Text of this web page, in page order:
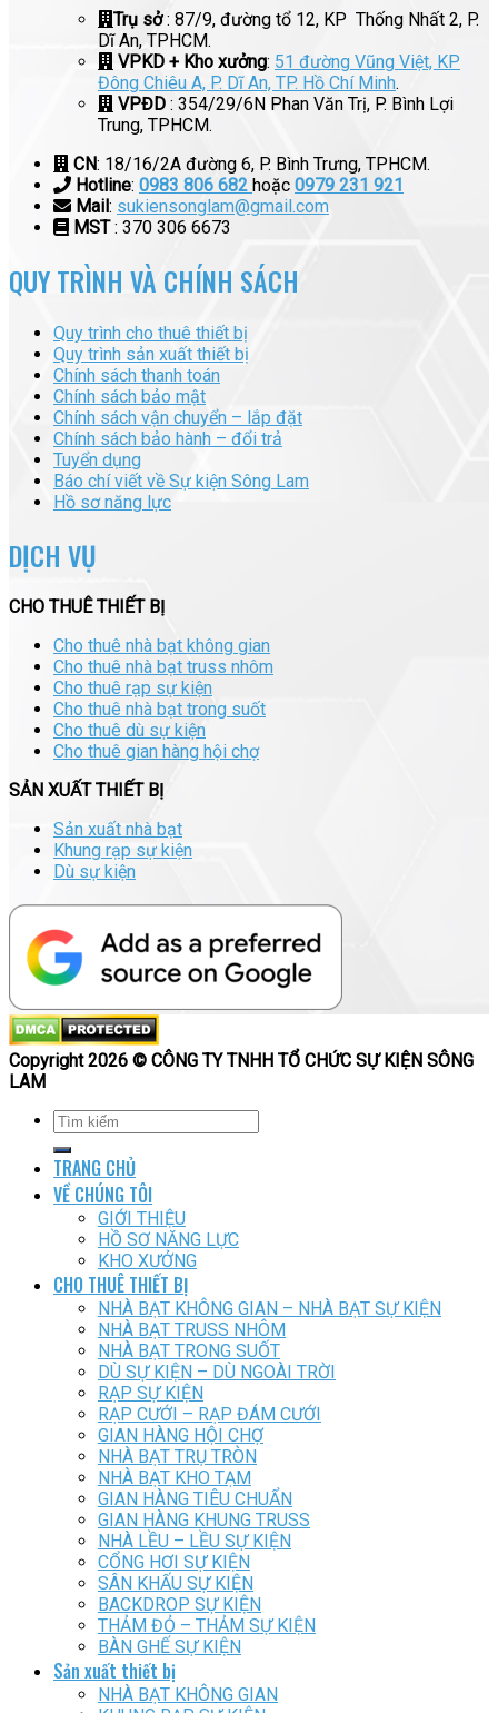
Trụ sở: 87/9, đường tổ 12, KP Thống Nhất 2, P.
Dĩ An, TPHCM.
VPKD + Kho xưởng: 51 đường Vũng Việt, KP
Đông Chiêu A, P. Dĩ An, TP. Hồ Chí Minh.
VPĐD : 354/29/6N Phan Văn Trị, P. Bình Lợi
Trung, TPHCM.
CN: 18/16/2A đường 6, P. Bình Trưng, TPHCM.
Hotline: 0983 806 682 hoặc 0979 231 921
Mail: sukiensonglam@gmail.com
MST: 370 306 6673
QUY TRÌNH VÀ CHÍNH SÁCH
Quy trình cho thuê thiết bị
Quy trình sản xuất thiết bị
Chính sách thanh toán
Chính sách bảo mật
Chính sách vận chuyển – lắp đặt
Chính sách bảo hành – đổi trả
Tuyển dụng
Báo chí viết về Sự kiện Sông Lam
Hồ sơ năng lực
DỊCH VỤ
CHO THUÊ THIẾT BỊ
Cho thuê nhà bạt không gian
Cho thuê nhà bạt truss nhôm
Cho thuê rạp sự kiện
Cho thuê nhà bạt trong suốt
Cho thuê dù sự kiện
Cho thuê gian hàng hội chợ
SẢN XUẤT THIẾT BỊ
Sản xuất nhà bạt
Khung rạp sự kiện
Dù sự kiện
Copyright 2026 © CÔNG TY TNHH TỔ CHỨC SỰ KIỆN SÔNG
LAM
TRANG CHỦ
VỀ CHÚNG TÔI
GIỚI THIỆU
HỒ SƠ NĂNG LỰC
KHO XƯỞNG
CHO THUÊ THIẾT BỊ
NHÀ BẠT KHÔNG GIAN – NHÀ BẠT SỰ KIỆN
NHÀ BẠT TRUSS NHÔM
NHÀ BẠT TRONG SUỐT
DÙ SỰ KIỆN – DÙ NGOÀI TRỜI
RẠP SỰ KIỆN
RẠP CƯỚI – RẠP ĐÁM CƯỚI
GIAN HÀNG HỘI CHỢ
NHÀ BẠT TRỤ TRÒN
NHÀ BẠT KHO TẠM
GIAN HÀNG TIÊU CHUẨN
GIAN HÀNG KHUNG TRUSS
NHÀ LỀU – LỀU SỰ KIỆN
CỔNG HƠI SỰ KIỆN
SÂN KHẤU SỰ KIỆN
BACKDROP SỰ KIỆN
THẢM ĐỎ – THẢM SỰ KIỆN
BÀN GHẾ SỰ KIỆN
Sản xuất thiết bị
NHÀ BẠT KHÔNG GIAN